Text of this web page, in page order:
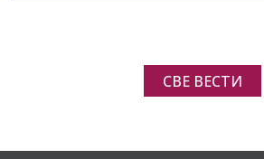
СВЕ ВЕСТИ